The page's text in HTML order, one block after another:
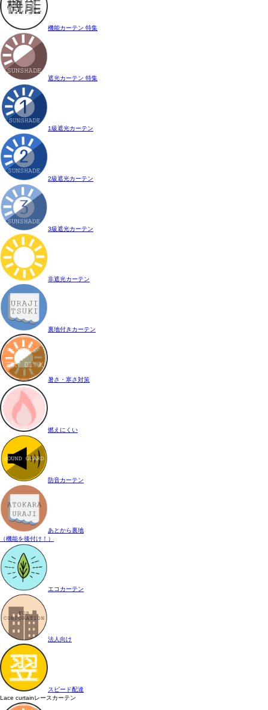
機能カーテン 特集
遮光カーテン 特集
1級遮光カーテン
2級遮光カーテン
3級遮光カーテン
非遮光カーテン
裏地付きカーテン
暑さ・寒さ対策
燃えにくい
防音カーテン
あとから裏地
（機能を後付け！）
エコカーテン
法人向け
スピード配達
Lace curtainレースカーテン